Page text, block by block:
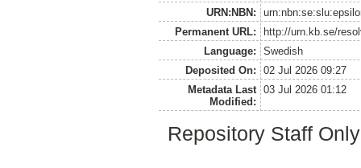
URN:NBN:
Permanent URL:
http://urn.kb.se/
Language:
Swedish
Deposited On:
02 Jul 2026 09:27
Metadata Last
Modified:
03 Jul 2026 01:12
Repository Staff